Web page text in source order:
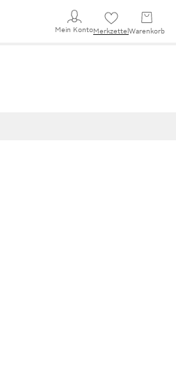
Mein KontoMerkzettel Warenkorb